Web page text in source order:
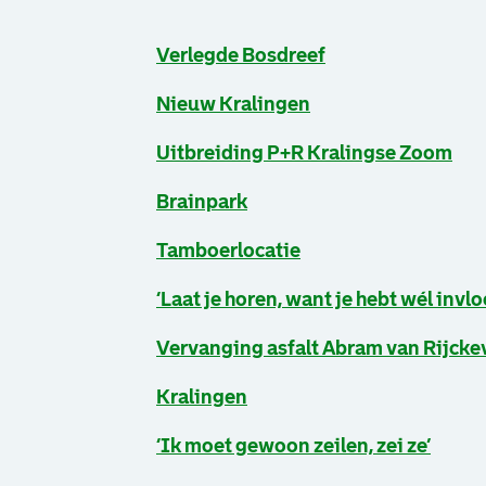
Verlegde Bosdreef
Nieuw Kralingen
Uitbreiding P+R Kralingse Zoom
Brainpark
Tamboerlocatie
‘Laat je horen, want je hebt wél
Vervanging asfalt Abram van
Kralingen
‘Ik moet gewoon zeilen, zei ze’